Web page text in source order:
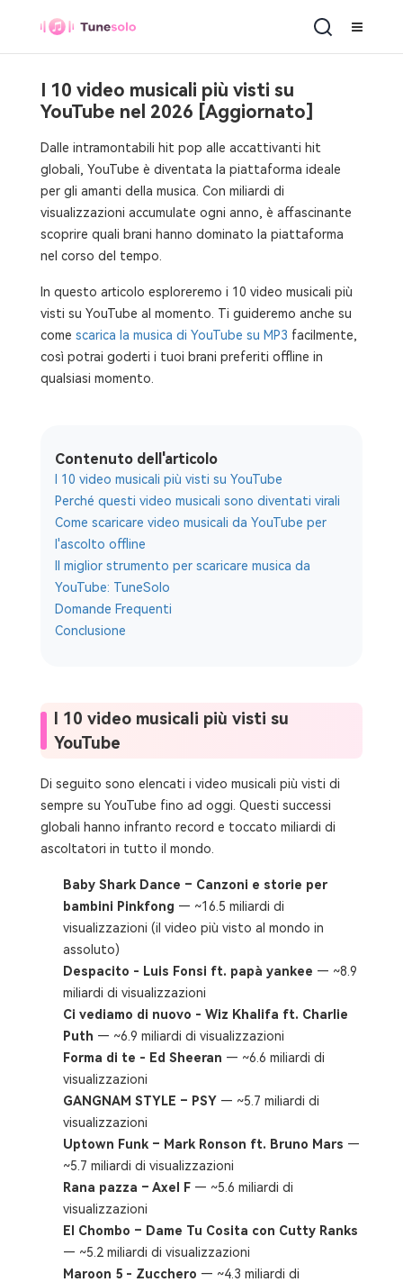
I 10 video musicali più visti su
YouTube nel 2026 [Aggiornato]
Dalle intramontabili hit pop alle accattivanti hit
globali, YouTube è diventata la piattaforma ideale
per gli amanti della musica. Con miliardi di
visualizzazioni accumulate ogni anno, è affascinante
scoprire quali brani hanno dominato la piattaforma
nel corso del tempo.
In questo articolo esploreremo i 10 video musicali più
visti su YouTube al momento. Ti guideremo anche su
come scarica la musica di YouTube su MP3 facilmente,
così potrai goderti i tuoi brani preferiti offline in
qualsiasi momento.
Contenuto dell'articolo
I 10 video musicali più visti su YouTube
Perché questi video musicali sono diventati virali
Come scaricare video musicali da YouTube per
l'ascolto offline
Il miglior strumento per scaricare musica da
YouTube: TuneSolo
Domande Frequenti
Conclusione
I 10 video musicali più visti su
YouTube
Di seguito sono elencati i video musicali più visti di
sempre su YouTube fino ad oggi. Questi successi
globali hanno infranto record e toccato miliardi di
ascoltatori in tutto il mondo.
Baby Shark Dance – Canzoni e storie per
bambini Pinkfong — ~16.5 miliardi di
visualizzazioni (il video più visto al mondo in
assoluto)
Despacito - Luis Fonsi ft. papà yankee — ~8.9
miliardi di visualizzazioni
Ci vediamo di nuovo - Wiz Khalifa ft. Charlie
Puth — ~6.9 miliardi di visualizzazioni
Forma di te - Ed Sheeran — ~6.6 miliardi di
visualizzazioni
GANGNAM STYLE – PSY— ~5.7 miliardi di
visualizzazioni
Uptown Funk – Mark Ronson ft. Bruno Mars —
~5.7 miliardi di visualizzazioni
Rana pazza – Axel F— ~5.6 miliardi di
visualizzazioni
El Chombo – Dame Tu Cosita con Cutty Ranks
— ~5.2 miliardi di visualizzazioni
Maroon 5 - Zucchero — ~4.3 miliardi di